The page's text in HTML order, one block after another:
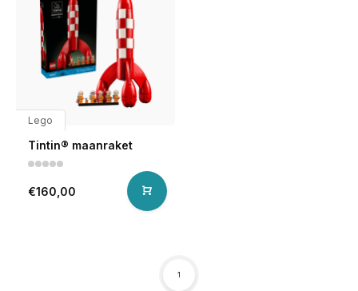
Lego
Tintin® maanraket
€160,00
1